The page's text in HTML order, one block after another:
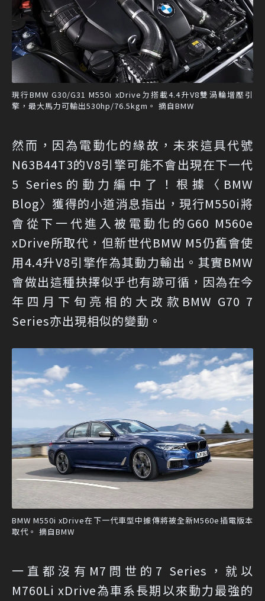
現行BMW G30/G31 M550i xDriveㄉ搭載4.4升V8雙渦輪增壓引
擎，最大馬力可輸出530hp/76.5kgm。 摘自BMW
然而，因為電動化的緣故，未來這具代號
N63B44T3的V8引擎可能不會出現在下一代
5 Series的動力編中了！根據〈BMW
Blog〉獲得的小道消息指出，現行M550i將
會從下一代進入被電動化的G60 M560e
xDrive所取代，但新世代BMW M5仍舊會使
用4.4升V8引擎作為其動力輸出。其實BMW
會做出這種抉擇似乎也有跡可循，因為在今
年四月下旬亮相的大改款BMW G70 7
Series亦出現相似的變動。
BMW M550i xDrive在下一代車型中據傳將被全新M560e插電版本
取代。 摘自BMW
一直都沒有M7問世的7 Series，就以
M760Li xDrive為車系長期以來動力最強的